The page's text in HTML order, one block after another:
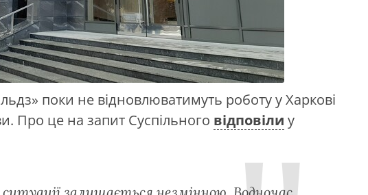
поки не відновлюватимуть роботу у Харкові
Про це на запит Суспільного відповіли у